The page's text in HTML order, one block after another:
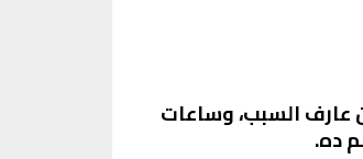
عارف السبب، وساعات
ده.